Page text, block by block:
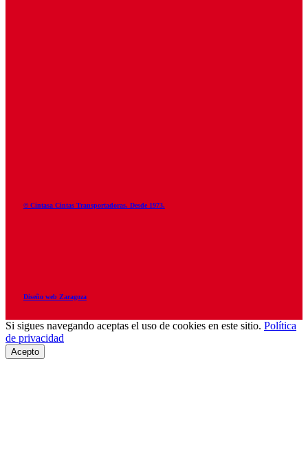
© Cintasa Cintas Transportadoras. Desde 1973.
Diseño web Zaragoza
Si sigues navegando aceptas el uso de cookies en este sitio. Política
de privacidad
Acepto